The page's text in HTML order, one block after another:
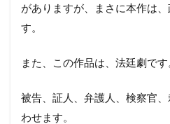
がありますが、まさに本作は
す。
また、この作品は、法廷劇です
被告、証人、弁護人、検察官
わせます。